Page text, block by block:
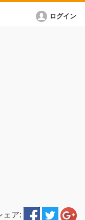
ログイン
ェア: